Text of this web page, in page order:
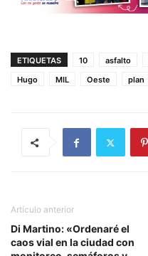
ETIQUETAS 10 asfalto
Hugo
MIL Oeste plan
Artículo anterior
Di Martino: «Ordenaré el
caos vial en la ciudad con